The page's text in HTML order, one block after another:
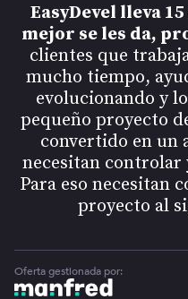
EasyDevel lleva
mejor se les da,
clientes que
mucho tiempo,
evolucionando y
pequeño proyecto
convertido en un
necesitan controlar
Para eso necesitan
proyecto al
Oferta gestionada por: